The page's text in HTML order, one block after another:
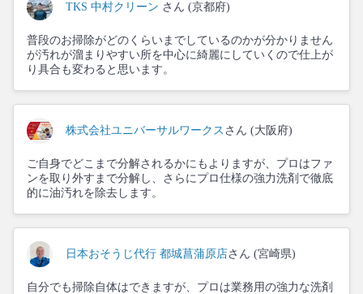
TKS 中村クリーン さん (京都府)
普段のお掃除がどのくらいまでしているのかが分かりません
が汚れが溜まりやすい所を中心に綺麗にしていくので仕上が
り具合も変わると思います。
株式会社ユニバーサルワークス さん (大阪府)
ご自身でどこまで分解されるかにもよりますが、プロはファ
ンを取り外すまで分解し、さらにプロ仕様の強力洗剤で徹底
的に油汚れを除去します。
日本おそうじ代行 都城菖蒲原店さん (宮崎県)
自分でも掃除自体はできますが、プロは業務用の強力な洗剤